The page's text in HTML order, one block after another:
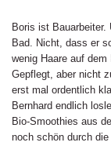
Boris ist
Bad. Nicht, dass er
wenig Haare auf
Gepflegt, aber nicht
erst mal ordentlich
Bernhard endlich
Bio-Smoothies aus
noch schön durch